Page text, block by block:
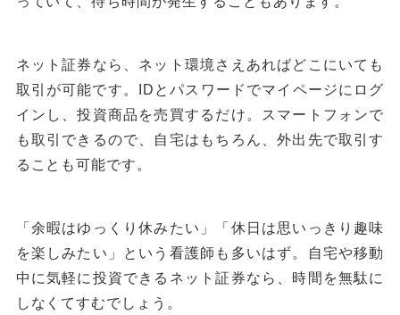
ネット証券なら、ネット環境さえあればどこにいても
取引が可能です。IDとパスワードでマイページにログ
インし、投資商品を売買するだけ。スマートフォンで
も取引できるので、自宅はもちろん、外出先で取引す
ることも可能です。
「余暇はゆっくり休みたい」「休日は思いっきり趣味
を楽しみたい」という看護師も多いはず。自宅や移動
中に気軽に投資できるネット証券なら、時間を無駄に
しなくてすむでしょう。